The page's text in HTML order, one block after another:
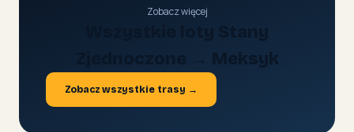
Zobacz więcej
Zjednoczone → Meksyk
Zobacz wszystkie trasy →